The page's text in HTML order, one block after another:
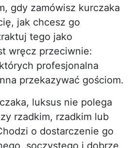
gdy zamówisz kurczaka
jak chcesz go
tego jako
wręcz przeciwnie:
profesjonalna
przekazywać gościom.
luksus nie polega
rzadkim, rzadkim lub
o dostarczenie go
soczystego i dobrze